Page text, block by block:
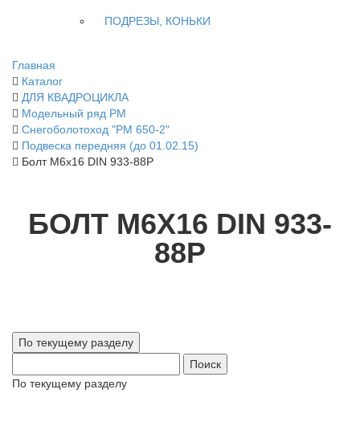
ПОДРЕЗЫ, КОНЬКИ
Главная
Каталог
ДЛЯ КВАДРОЦИКЛА
Модельный ряд РМ
Снегоболотоход "РМ 650-2"
Подвеска передняя (до 01.02.15)
Болт М6х16 DIN 933-88Р
БОЛТ М6Х16 DIN 933-
88Р
Поиск
По текущему разделу